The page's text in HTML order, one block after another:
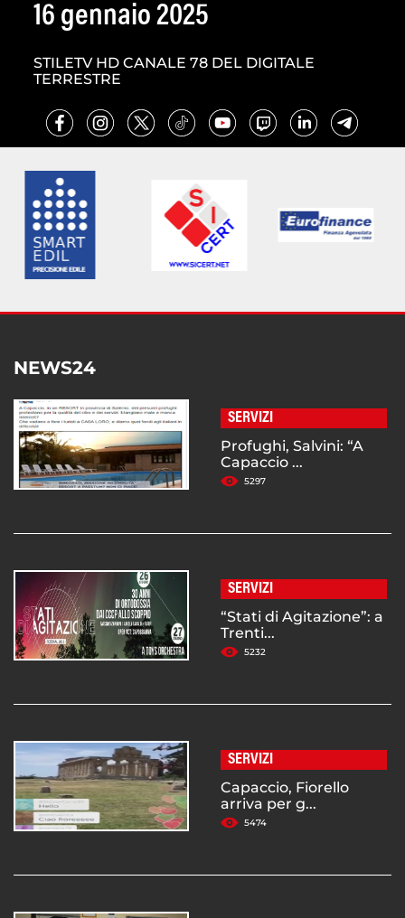
16 gennaio 2025
STILETV HD CANALE 78 DEL DIGITALE
TERRESTRE
NEWS24
SERVIZI
Profughi, Salvini: “A
Capaccio ...
5297
SERVIZI
“Stati di Agitazione”: a
Trenti...
5232
SERVIZI
Capaccio, Fiorello
arriva per g...
5474